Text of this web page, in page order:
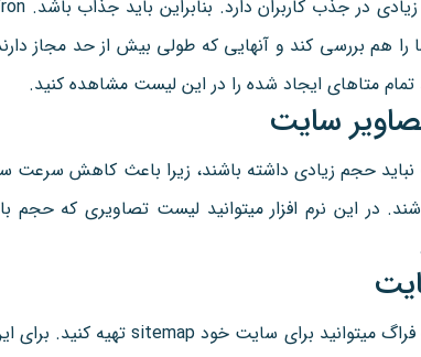
را هم بررسی کند و آنهایی که طولی بیش از حد مجاز
تمام متاهای ایجاد شده را در این لیست مشاهده کنید.
سایت
حجم زیادی داشته باشند، زیرا باعث کاهش سرعت
در این نرم افزار میتوانید لیست تصاویری که حجم